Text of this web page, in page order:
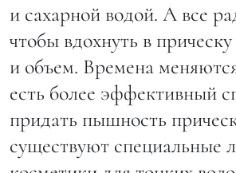
и сахарной водой. А все
чтобы вдохнуть в
и объем. Времена
есть более эффективный
придать пышность
существуют специальные